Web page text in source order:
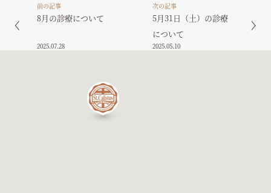
前の記事
8月の診療について
2025.07.28
次の記事
5月31日（土）の診療
について
2025.05.10